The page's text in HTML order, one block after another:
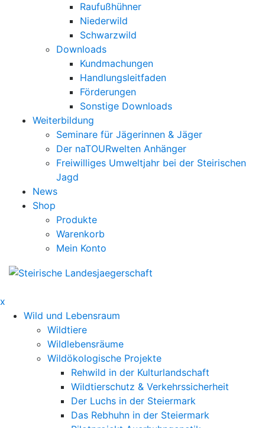
Raufußhühner
Niederwild
Schwarzwild
Downloads
Kundmachungen
Handlungsleitfaden
Förderungen
Sonstige Downloads
Weiterbildung
Seminare für Jägerinnen & Jäger
Der naTOURwelten Anhänger
Freiwilliges Umweltjahr bei der Steirischen
Jagd
News
Shop
Produkte
Warenkorb
Mein Konto
x
Wild und Lebensraum
Wildtiere
Wildlebensräume
Wildökologische Projekte
Rehwild in der Kulturlandschaft
Wildtierschutz & Verkehrssicherheit
Der Luchs in der Steiermark
Das Rebhuhn in der Steiermark